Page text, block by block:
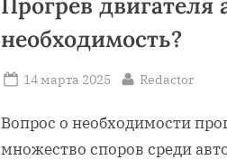
необходимость?
Posted
14 марта 2025 By
Redactor
Вопрос о необходимости
множество споров среди